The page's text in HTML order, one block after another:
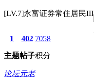
[LV.7]永富证券常住居民III
1
主题
402
帖子
7058
积分
论坛元老